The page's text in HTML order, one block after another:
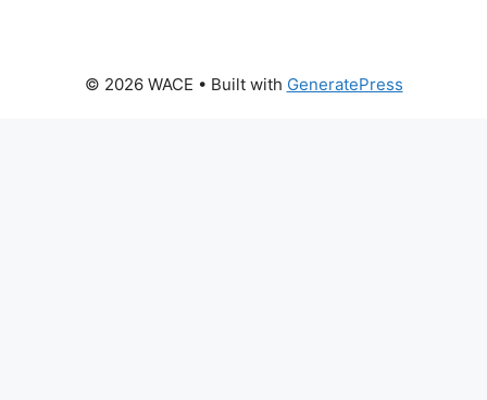
© 2026 WACE • Built with GeneratePress